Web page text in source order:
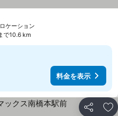
ケーション
で10.6 km
料金を表示
シェア お